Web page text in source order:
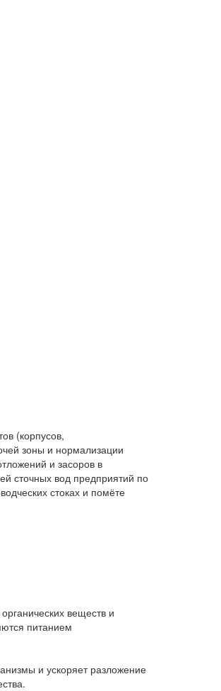
(корпусов,
зоны и нормализации
и засоров в
сточных вод предприятий по
стоках и помёте
веществ и
питанием
и ускоряет разложение